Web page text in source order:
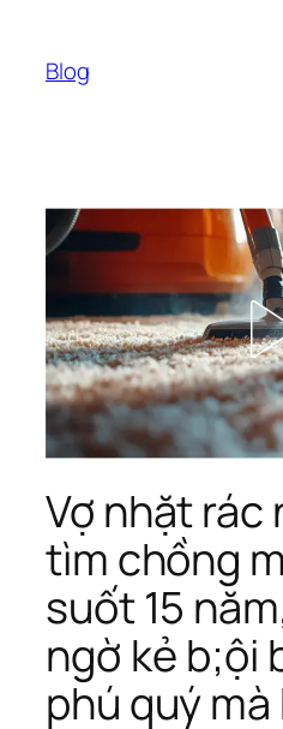
phầnBlog
Vợ nhặt rác
tìm chồng
suốt 15
ngờ kẻ b;ội
phú quý